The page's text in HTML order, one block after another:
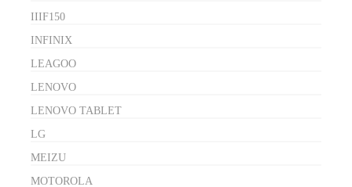
IIIF150
INFINIX
LEAGOO
LENOVO
LENOVO TABLET
LG
MEIZU
MOTOROLA